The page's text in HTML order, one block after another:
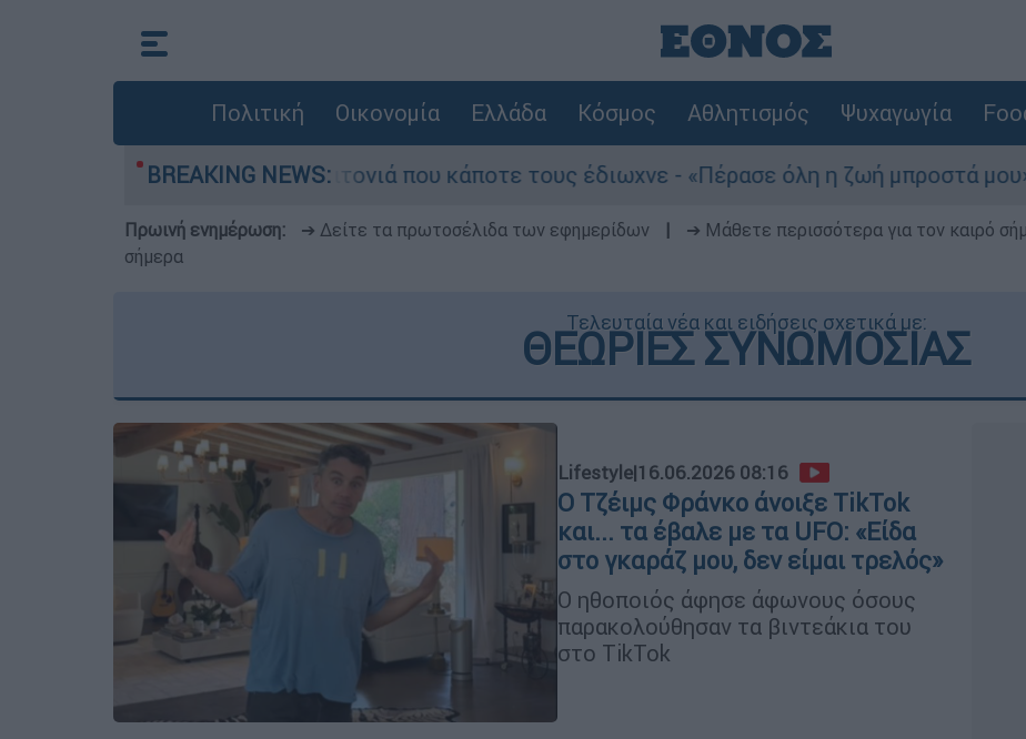
Πολιτική Οικονομία Ελλάδα Κόσμος Αθλητισμός Ψυχαγωγία
BREAKING NEWS:
φωτιά τη γειτονιά που κάποτε τους έδιωχνε - «Πέρασε όλη η ζωή μπροστά μου»
Πρωινή ενημέρωση: ➔ Δείτε τα πρωτοσέλιδα των εφημερίδων ➔ Μάθετε περισσότερα για τον καιρό
σήμερα
Τελευταία νέα και ειδήσεις σχετικά με:
ΘΕΩΡΙΕΣ ΣΥΝΩΜΟΣΙΑΣ
Lifestyle|16.06.2026 08:16
Ο Τζέιμς Φράνκο άνοιξε TikTok
και... τα έβαλε με τα UFO: «Είδα
στο γκαράζ μου, δεν είμαι τρελός»
Ο ηθοποιός άφησε άφωνους όσους
παρακολούθησαν τα βιντεάκια του
στο TikTok